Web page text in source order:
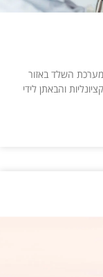
השלד באזור
והבאתן לידי